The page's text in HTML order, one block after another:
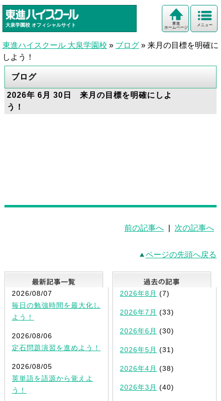
大泉学園校 オフィシャルサイト メニュー
東進
ホームページ
東進ハイスクール 大泉学園校 » ブログ » 来月の目標を明確に
しよう！
ブログ
2026年 6月 30日 来月の目標を明確にしよ
う！
前の記事へ 次の記事へ
ページの先頭へ戻る
最新記事一覧
2026/08/07
毎日の勉強時間を最大化し
よう！
2026/08/06
定石問題演習を進めよう！
2026/08/05
英単語を語源から覚えよ
う！
2026年8月 (7)
2026年7月 (33)
2026年6月 (30)
2026年5月 (31)
2026年4月 (38)
2026年3月 (40)